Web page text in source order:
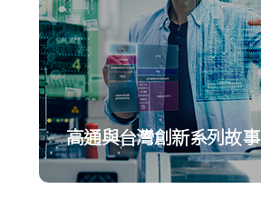
高通與台灣創新系列故事